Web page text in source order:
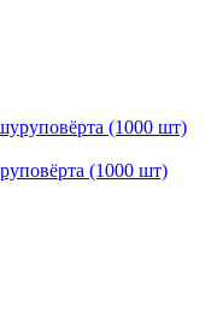
(1000 шт)